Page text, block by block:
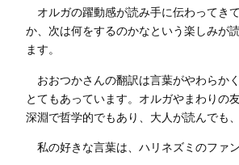
オルガの躍動感が読み手に伝わってき
か、次は何をするのかなという楽しみが
ます。
おおつかさんの翻訳は言葉がやわらか
とてもあっています。オルガやまわりの
深淵で哲学的でもあり、大人が読んでも
私の好きな言葉は、ハリネズミのファン